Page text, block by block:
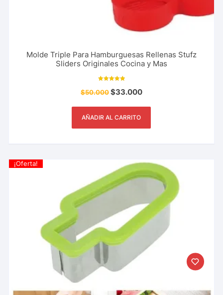
Molde Triple Para Hamburguesas Rellenas Stufz
Sliders Originales Cocina y Mas
10.00
de 5
$50.000$33.000
AÑADIR AL CARRITO
¡Oferta!